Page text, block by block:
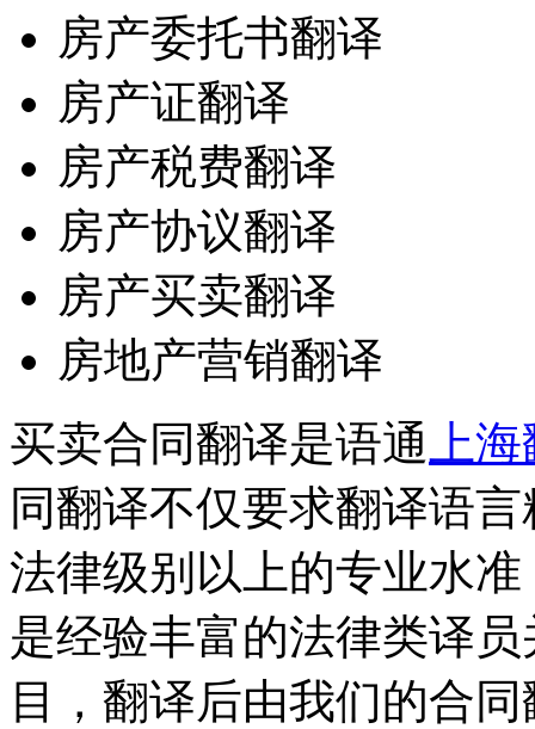
房产委托书翻译
房产证翻译
房产税费翻译
房产协议翻译
房产买卖翻译
房地产营销翻译
买卖合同翻译是语通 上
同翻译不仅要求翻译语
法律级别以上的专业水
是经验丰富的法律类译
目，翻译后由我们的合